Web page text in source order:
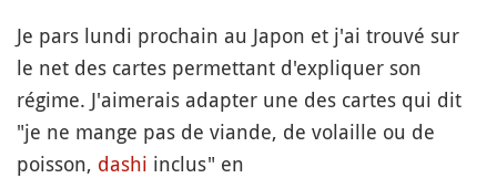
Je pars lundi prochain au Japon et j'ai trouvé sur
le net des cartes permettant d'expliquer son
régime. J'aimerais adapter une des cartes qui dit
"je ne mange pas de viande, de volaille ou de
poisson, dashi inclus" en